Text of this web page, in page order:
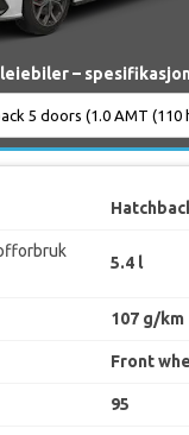
–
5.4 l
107 g/km
Front
95